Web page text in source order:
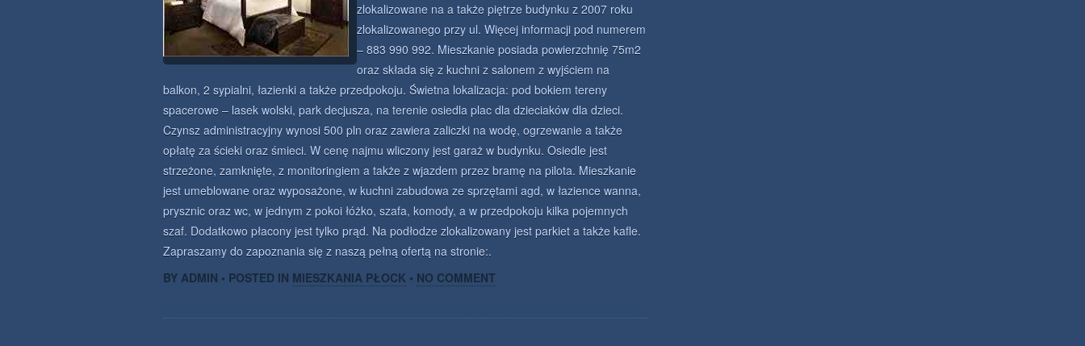
zlokalizowane na a także piętrze budynku z 2007 roku
zlokalizowanego przy ul. Więcej informacji pod numerem
– 883 990 992. Mieszkanie posiada powierzchnię 75m2
oraz składa się z kuchni z salonem z wyjściem na
balkon, 2 sypialni, łazienki a także przedpokoju. Świetna lokalizacja: pod bokiem tereny
spacerowe – lasek wolski, park decjusza, na terenie osiedla plac dla dzieciaków dla dzieci.
Czynsz administracyjny wynosi 500 pln oraz zawiera zaliczki na wodę, ogrzewanie a także
opłatę za ścieki oraz śmieci. W cenę najmu wliczony jest garaż w budynku. Osiedle jest
strzeżone, zamknięte, z monitoringiem a także z wjazdem przez bramę na pilota. Mieszkanie
jest umeblowane oraz wyposażone, w kuchni zabudowa ze sprzętami agd, w łazience wanna,
prysznic oraz wc, w jednym z pokoi łóżko, szafa, komody, a w przedpokoju kilka pojemnych
szaf. Dodatkowo płacony jest tylko prąd. Na podłodze zlokalizowany jest parkiet a także kafle.
Zapraszamy do zapoznania się z naszą pełną ofertą na stronie:.
BY ADMIN • POSTED IN MIESZKANIA PŁOCK • NO COMMENT